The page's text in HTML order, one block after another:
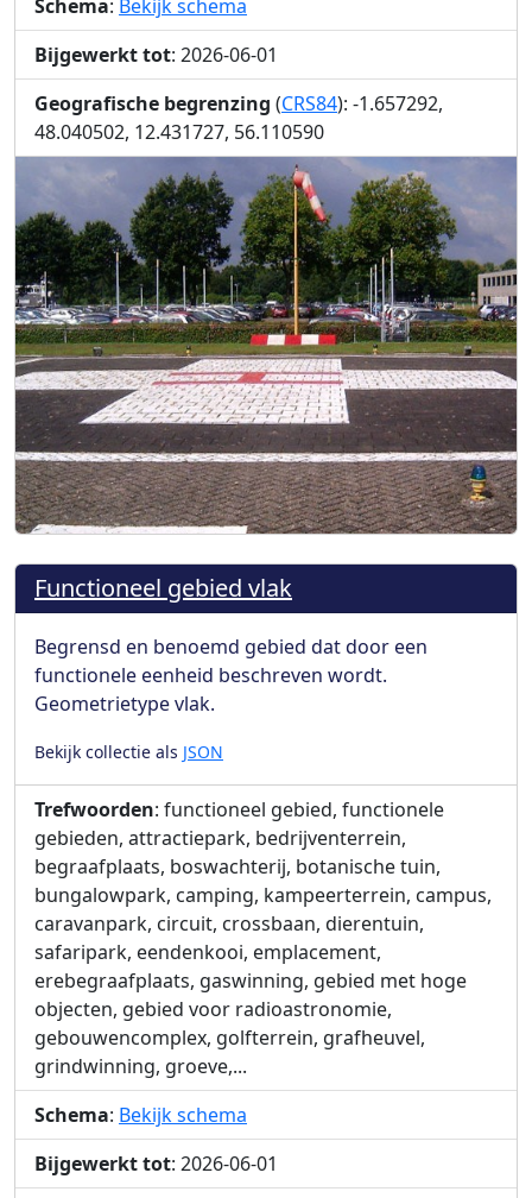
Schema: Bekijk schema
Bijgewerkt tot: 2026-06-01
Geografische begrenzing (CRS84): -1.657292,
48.040502, 12.431727, 56.110590
Functioneel gebied vlak
Begrensd en benoemd gebied dat door een
functionele eenheid beschreven wordt.
Geometrietype vlak.
Bekijk collectie als JSON
Trefwoorden: functioneel gebied, functionele
gebieden, attractiepark, bedrijventerrein,
begraafplaats, boswachterij, botanische tuin,
bungalowpark, camping, kampeerterrein, campus,
caravanpark, circuit, crossbaan, dierentuin,
safaripark, eendenkooi, emplacement,
erebegraafplaats, gaswinning, gebied met hoge
objecten, gebied voor radioastronomie,
gebouwencomplex, golfterrein, grafheuvel,
grindwinning, groeve,...
Schema: Bekijk schema
Bijgewerkt tot: 2026-06-01